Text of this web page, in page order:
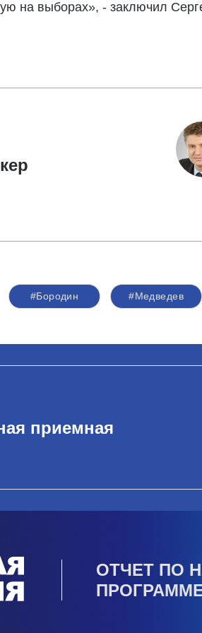
на выборах», - заключил
#Бородин #Медведев
приемная
ОТЧЕТ ПО
ПРОГРАММЕ